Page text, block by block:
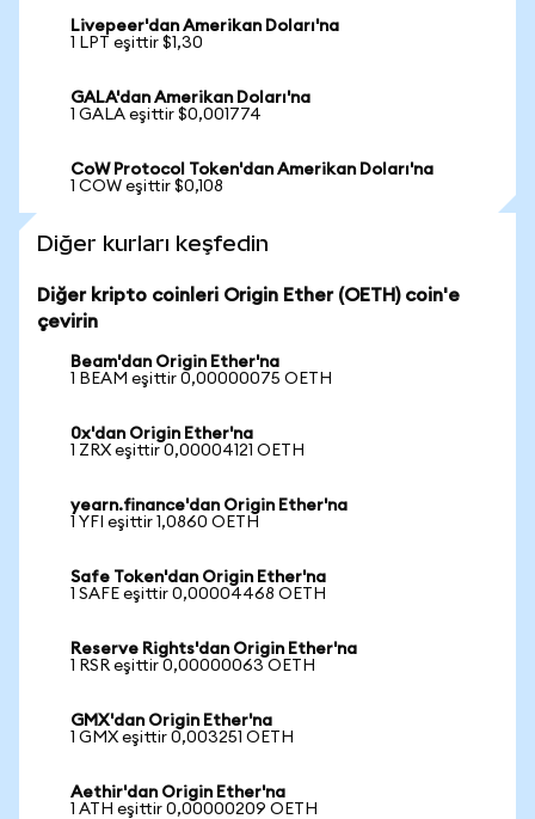
Livepeer'dan Amerikan Doları'na
1 LPT eşittir $1,30
GALA'dan Amerikan Doları'na
1 GALA eşittir $0,001774
CoW Protocol Token'dan Amerikan Doları'na
1 COW eşittir $0,108
Diğer kurları keşfedin
Diğer kripto coinleri Origin Ether (OETH) coin'e
çevirin
Beam'dan Origin Ether'na
1 BEAM eşittir 0,00000075 OETH
0x'dan Origin Ether'na
1 ZRX eşittir 0,00004121 OETH
yearn.finance'dan Origin Ether'na
1 YFI eşittir 1,0860 OETH
Safe Token'dan Origin Ether'na
1 SAFE eşittir 0,00004468 OETH
Reserve Rights'dan Origin Ether'na
1 RSR eşittir 0,00000063 OETH
GMX'dan Origin Ether'na
1 GMX eşittir 0,003251 OETH
Aethir'dan Origin Ether'na
1 ATH eşittir 0,00000209 OETH